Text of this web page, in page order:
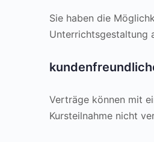
Sie haben die
Unterrichtsgestaltung
Verträge können mit
Kursteilnahme nicht